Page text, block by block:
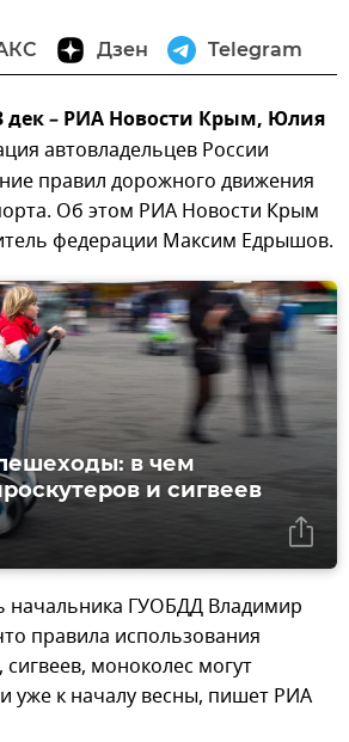
Дзен Telegram
– РИА Новости Крым, Юлия
автовладельцев России
правил дорожного движения
Об этом РИА Новости Крым
федерации Максим Едрышов.
в чем
и сигвеев
начальника ГУОБДД Владимир
правила использования
сигвеев, моноколес могут
уже к началу весны, пишет РИА